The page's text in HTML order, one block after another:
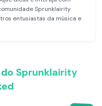
Sprunklairity
entusiastas da música e
Sprunklairity